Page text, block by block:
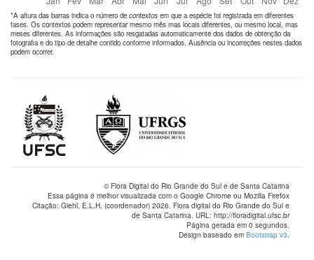
*A altura das barras indica o número de contextos em que a espécie foi registrada em diferentes
fases. Os contextos podem representar mesmo mês mas locais diferentes, ou mesmo local, mas
meses diferentes. As informações são resgatadas automaticamente dos dados de obtenção da
fotografia e do tipo de detalhe contido conforme informados. Ausência ou incorreções nestes dados
podem ocorrer.
© Flora Digital do Rio Grande do Sul e de Santa Catarina
Essa página é melhor visualizada com o Google Chrome ou Mozilla Firefox
Citação: Giehl, E.L.H. (coordenador) 2026. Flora digital do Rio Grande do Sul e
de Santa Catarina. URL: http://floradigital.ufsc.br
Página gerada em 0 segundos.
Design baseado em Bootstrap v3.